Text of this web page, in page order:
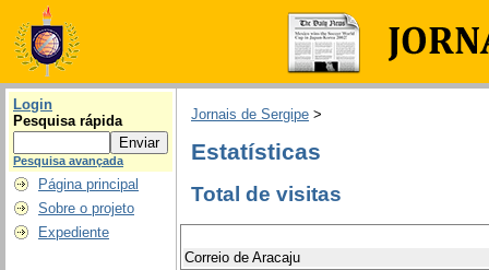
Login
Pesquisa rápida
Pesquisa avançada
Página principal
Sobre o projeto
Expediente
Jornais de Sergipe >
Estatísticas
Total de visitas
Correio de Aracaju